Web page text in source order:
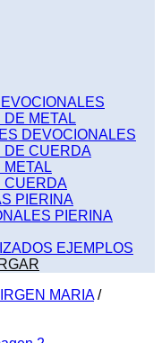
DE METAL
DEVOCIONALES
DE CUERDA
METAL
CUERDA
PIERINA
PIERINA
EJEMPLOS
MARIA /